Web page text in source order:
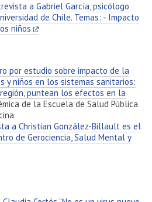
a Gabriel García, psicólogo
de Chile. Temas: - Impacto
niños
por estudio sobre impacto de la
y niños en los sistemas sanitarios:
puntean los efectos en la
de la Escuela de Salud Pública
a Christian González-Billault es el
de Gerociencia, Salud Mental y